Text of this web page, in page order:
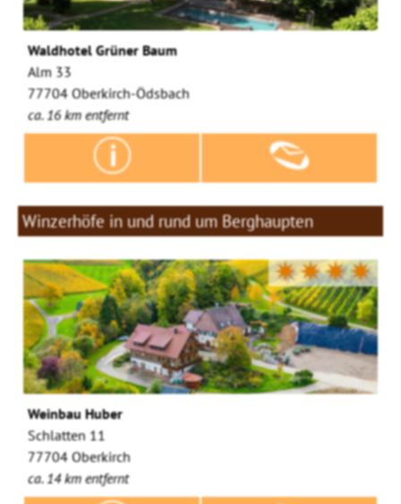
Waldhotel Grüner Baum
Alm 33
77704 Oberkirch-Ödsbach
ca. 16 km entfernt
Winzerhöfe in und rund um Berghaupten
✷✷✷✷
Weinbau Huber
Schlatten 11
77704 Oberkirch
ca. 14 km entfernt